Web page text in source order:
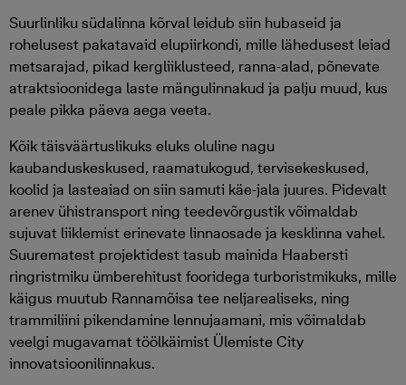
Suurlinliku südalinna kõrval leidub siin hubaseid ja
rohelusest pakatavaid elupiirkondi, mille lähedusest leiad
metsarajad, pikad kergliiklusteed, ranna-alad, põnevate
atraktsioonidega laste mängulinnakud ja palju muud, kus
peale pikka päeva aega veeta.
Kõik täisväärtuslikuks eluks oluline nagu
kaubanduskeskused, raamatukogud, tervisekeskused,
koolid ja lasteaiad on siin samuti käe-jala juures. Pidevalt
arenev ühistransport ning teedevõrgustik võimaldab
sujuvat liiklemist erinevate linnaosade ja kesklinna vahel.
Suurematest projektidest tasub mainida Haabersti
ringristmiku ümberehitust fooridega turboristmikuks, mille
käigus muutub Rannamõisa tee neljarealiseks, ning
trammiliini pikendamine lennujaamani, mis võimaldab
veelgi mugavamat töölkäimist Ülemiste City
innovatsioonilinnakus.